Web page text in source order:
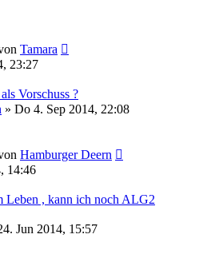
Tamara
23:27
Vorschuss ?
» Do 4. Sep 2014, 22:08
Hamburger Deern
14:46
Leben , kann ich noch ALG2
Jun 2014, 15:57